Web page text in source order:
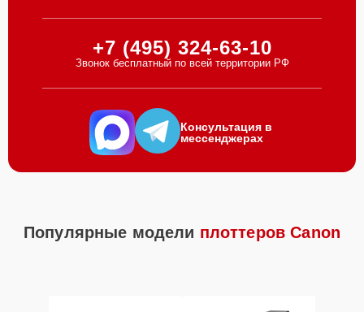
+7 (495) 324-63-10
Звонок бесплатный по всей территории РФ
Консультация в
мессенджерах
Популярные модели плоттеров Canon